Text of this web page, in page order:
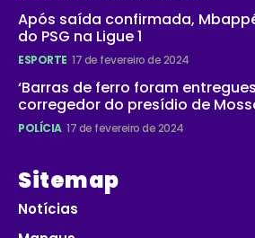
Após saída confirmada,
do PSG na Ligue 1
ESPORTE 17 de fevereiro de 2024
‘Barras de ferro foram
corregedor do presídio de
POLÍCIA 17 de fevereiro de 2024
Sitemap
Notícias